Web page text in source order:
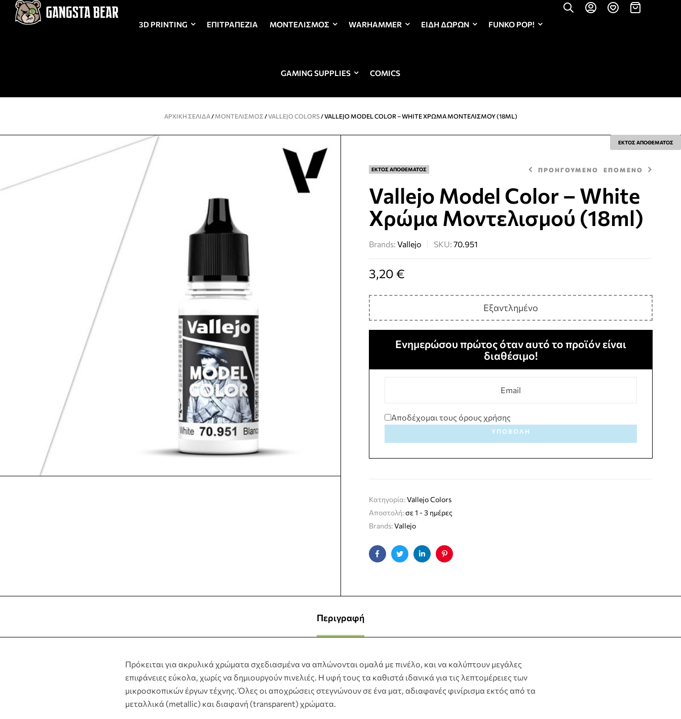
3D PRINTING ΕΠΙΤΡΑΠΈΖΙΑ ΜΟΝΤΕΛΙΣΜΌΣ WARHAMMER ΕΊΔΗ ΔΏΡΩΝ FUNKO POP!
GAMING SUPPLIES COMICS
ΑΡΧΙΚΉ ΣΕΛΊΔΑ/ ΜΟΝΤΕΛΙΣΜΌΣ /VALLEJO COLORS/ VALLEJO MODEL COLOR – WHITE ΧΡΏΜΑ ΜΟΝΤΕΛΙΣΜΟΎ (18ML)
ΕΚΤΟΣ ΑΠΟΘΕΜΑΤΟΣ
ΕΚΤΟΣ ΑΠΟΘΕΜΑΤΟΣ ΠΡΟΗΓΟΥΜΕΝΟ
3,20 €
ΕΠΟΜΕΝΟ
3,20 €
Vallejo Model Color – White
Χρώμα Μοντελισμού (18ml)
Brands: Vallejo SKU: 70.951
3,20 €
Εξαντλημένο
Ενημερώσου πρώτος όταν αυτό το προϊόν είναι
διαθέσιμο!
Αποδέχομαι τους όρους χρήσης
ΥΠΟΒΟΛΉ
Κατηγορία:Vallejo Colors
Αποστολή:σε 1 - 3 ημέρες
Brands:Vallejo
FacebookTwitterLinkedinPinterest
Περιγραφή
Πρόκειται για ακρυλικά χρώματα σχεδιασμένα να απλώνονται ομαλά με πινέλο, και να καλύπτουν μεγάλες
επιφάνειες εύκολα, χωρίς να δημιουργούν πινελιές. Η υφή τους τα καθιστά ιδανικά για τις λεπτομέρειες των
μικροσκοπικών έργων τέχνης. Όλες οι αποχρώσεις στεγνώνουν σε ένα ματ, αδιαφανές φινίρισμα εκτός από τα
μεταλλικά (metallic) και διαφανή (transparent) χρώματα.